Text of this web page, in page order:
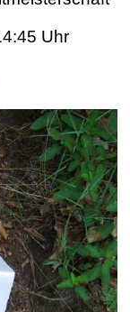
Uhr